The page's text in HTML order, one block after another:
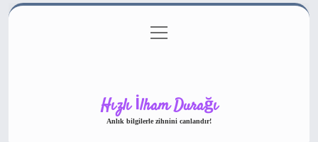
Gizlilik Politikası
menüyü
aç
Hızlı İlham Durağı
Anlık bilgilerle zihnini canlandır!